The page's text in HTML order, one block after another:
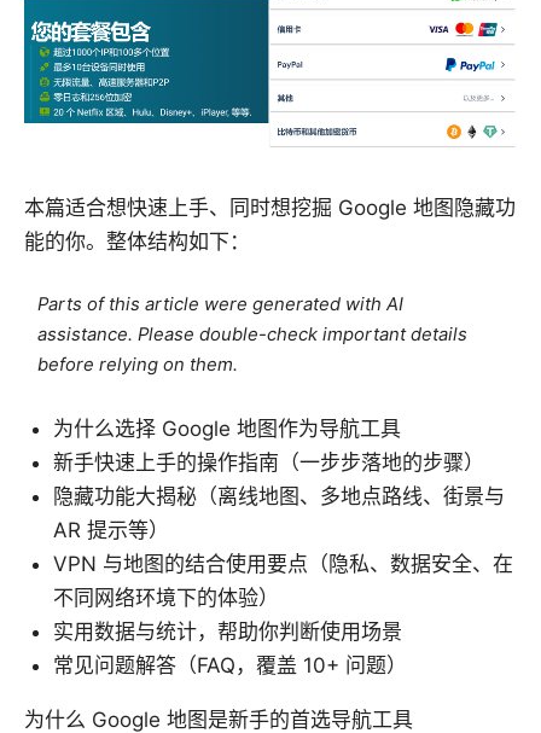
本篇适合想快速上手、同时想挖掘 Google 地图隐藏功
能的你。整体结构如下：
Parts of this article were generated with AI
assistance. Please double-check important details
before relying on them.
为什么选择 Google 地图作为导航工具
新手快速上手的操作指南（一步步落地的步骤）
隐藏功能大揭秘（离线地图、多地点路线、街景与
AR 提示等）
VPN 与地图的结合使用要点（隐私、数据安全、在
不同网络环境下的体验）
实用数据与统计，帮助你判断使用场景
常见问题解答（FAQ，覆盖 10+ 问题）
为什么 Google 地图是新手的首选导航工具